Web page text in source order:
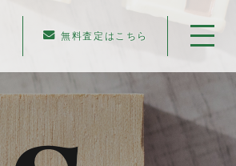
無料査定はこちら
当社について
不動産売却について